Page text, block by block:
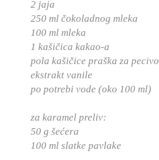
2 jaja
250 ml čokoladnog mleka
100 ml mleka
1 kašičica kakao-a
pola kašičice praška za pecivo
ekstrakt vanile
po potrebi vode (oko 100 ml)
za karamel preliv:
50 g šećera
100 ml slatke pavlake